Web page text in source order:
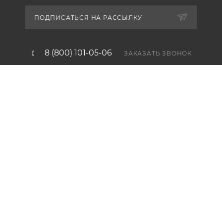
ПОДПИСАТЬСЯ НА РАССЫЛКУ
8 (800) 101-05-06 ЗАКАЗАТЬ ЗВОНОК